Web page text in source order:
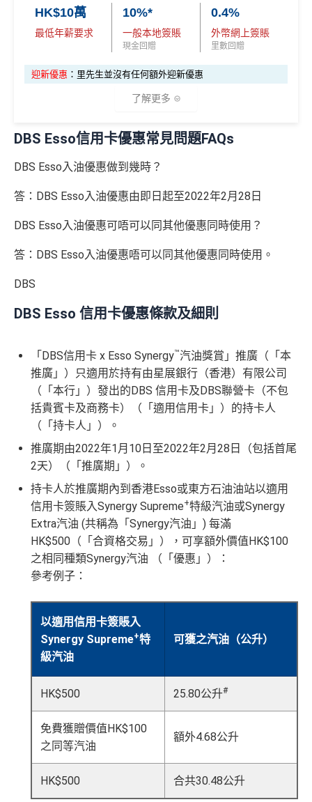
嚟講真係)
交保費無回贈
查看更多信用卡詳情及分析...
缺點
iBanking繳費無里數
網上交易中非香港商戶用港幣交易(CBF, 包括DCC)無
積分
HK$10萬
最低年薪要求
10%*
一般本地簽賬
現金回贈
0.4%
外幣網上簽賬
里數回贈
迎新優惠 ：里先生並沒有任何額外迎新優惠
了解更多
✅優點
$300)
對比DBS Black及DBS Eminent批卡比較容易
賺返嚟嘅Compass Dollars可以玩一扣即享
積分無限期
有DBS可以用到DBS提供嘅酒店折扣代碼，先前做過
DBS Expedia 85折code
缺點
正常簽賬得$25=1里，除咗食迎新去超市買野無特別優
勢
網上交易中非香港商戶用港幣交易(CBF, 包括DCC)無
積分，但唔收charge
查看更多信用卡詳情及分析...
DBS Esso信用卡優惠常見問題FAQs
DBS Esso入油優惠做到幾時？
答：DBS Esso入油優惠由即日起至2022年2月28日
DBS Esso入油優惠可唔可以同其他優惠同時使用？
答：DBS Esso入油優惠唔可以同其他優惠同時使用。
DBS
DBS Esso 信用卡優惠條款及細則
「DBS信用卡 x Esso Synergy™汽油獎賞」推廣（「本
推廣」）只適用於持有由星展銀行（香港）有限公司
（「本行」）發出的DBS 信用卡及DBS聯營卡（不包
括貴賓卡及商務卡）（「適用信用卡」）的持卡人
（「持卡人」）。
推廣期由2022年1月10日至2022年2月28日（包括首尾
2天）（「推廣期」）。
持卡人於推廣期內到香港Esso或東方石油油站以適用
信用卡簽賬入Synergy Supreme+特級汽油或Synergy
Extra汽油 (共稱為「Synergy汽油」) 每滿
HK$500（「合資格交易」），可享額外價值HK$100
之相同種類Synergy汽油 （「優惠」）：
參考例子：
以適用信用卡簽賬入
Synergy Supreme+特
級汽油
可獲之汽油（公升）
HK$500 25.80公升#
免費獲贈價值HK$100
之同等汽油
額外4.68公升
HK$500 合共30.48公升